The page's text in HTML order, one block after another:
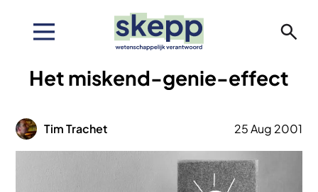
inhoudHet miskend-genie-effect
Afbeelding
Tim Trachet 25 Aug 2001